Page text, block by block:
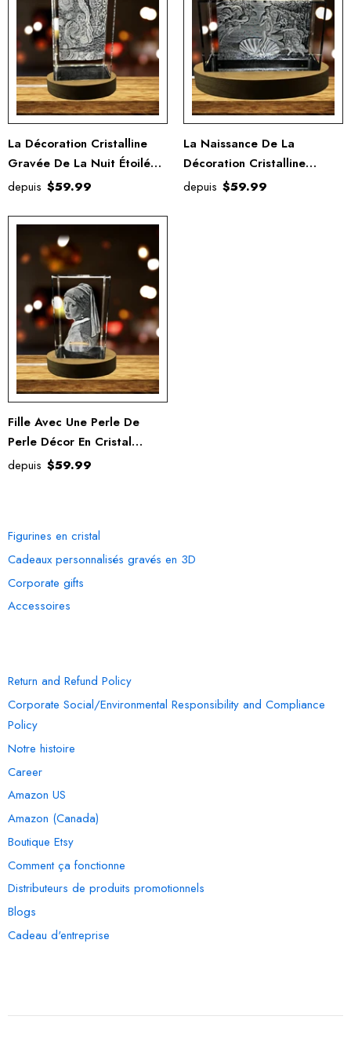
La Décoration Cristalline
Gravée De La Nuit Étoilée
3D
depuis $59.99
La Naissance De La
Décoration Cristalline
Gravée De Venus 3D
depuis $59.99
Fille Avec Une Perle De
Perle Décor En Cristal
Gravé 3D
depuis $59.99
Figurines en cristal
Cadeaux personnalisés gravés en 3D
Corporate gifts
Accessoires
Return and Refund Policy
Corporate Social/Environmental Responsibility and Compliance
Policy
Notre histoire
Career
Amazon US
Amazon (Canada)
Boutique Etsy
Comment ça fonctionne
Distributeurs de produits promotionnels
Blogs
Cadeau d'entreprise